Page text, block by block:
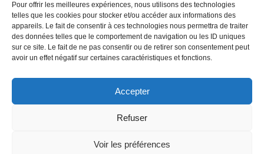
Pour offrir les meilleures expériences, nous utilisons des technologies
telles que les cookies pour stocker et/ou accéder aux informations des
appareils. Le fait de consentir à ces technologies nous permettra de traiter
des données telles que le comportement de navigation ou les ID uniques
sur ce site. Le fait de ne pas consentir ou de retirer son consentement peut
avoir un effet négatif sur certaines caractéristiques et fonctions.
Accepter
Refuser
Voir les préférences
Conditions générales de vente
Mentions légales
Politique de cookies
Politique de confidentialité
© 2025 La Cadrerie Royale. Tous droits réservés. Création de